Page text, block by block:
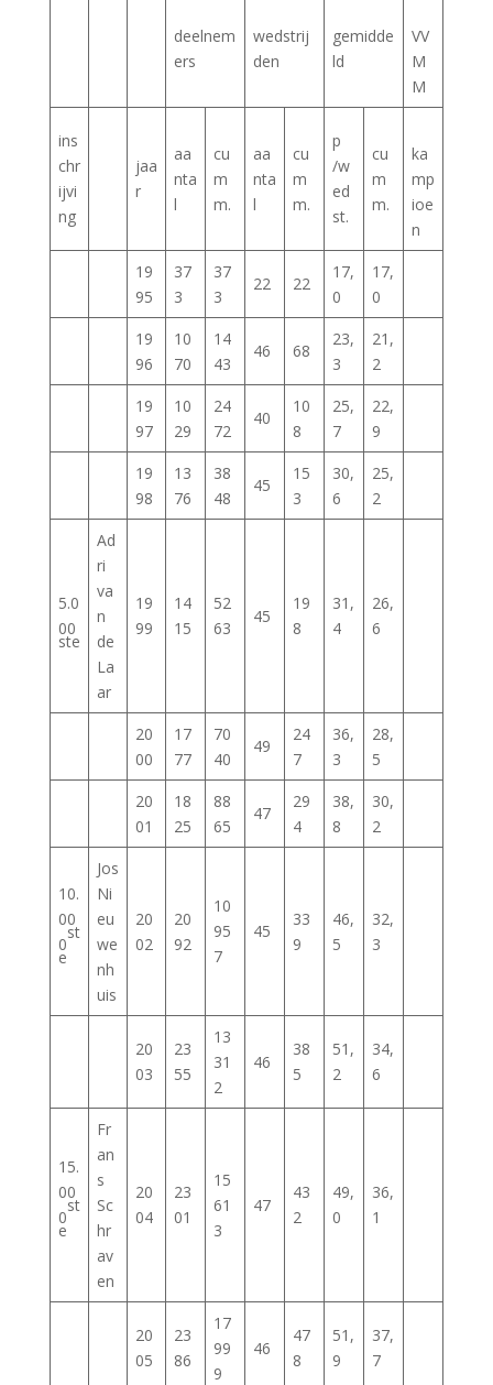
deelnem
ers
wedstrij
den
gemidde
ld
VV
M
M
ins
chr
ijvi
ng
jaa
r
aa
nta
l
cu
m
m.
aa
nta
l
cu
m
m.
p
/w
ed
st.
cu
m
m.
ka
mp
ioe
n
19
95
37
3
37
3
22 22
17,
0
17,
0
19
96
10
70
14
43
46 68
23,
3
21,
2
19
97
10
29
24
72
40
10
8
25,
7
22,
9
19
98
13
76
38
48
45
15
3
30,
6
25,
2
5.0
00
ste
Ad
ri
va
n
de
La
ar
19
99
14
15
52
63
45
19
8
31,
4
26,
6
20
00
17
77
70
40
49
24
7
36,
3
28,
5
20
01
18
25
88
65
47
29
4
38,
8
30,
2
10.
00
0
st
e
Jos
Ni
eu
we
nh
uis
20
02
20
92
10
95
7
45
33
9
46,
5
32,
3
20
03
23
55
13
31
2
46
38
5
51,
2
34,
6
15.
00
0
st
e
Fr
an
s
Sc
hr
av
en
20
04
23
01
15
61
3
47
43
2
49,
0
36,
1
20
05
23
86
17
99
9
46
47
8
51,
9
37,
7